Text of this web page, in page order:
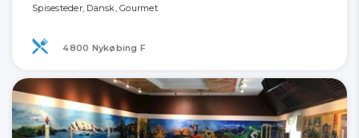
Spisesteder, Dansk, Gourmet
4800 Nykøbing F